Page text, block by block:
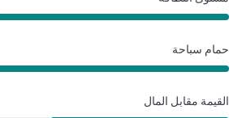
حمام سباحة
القيمة مقابل المال